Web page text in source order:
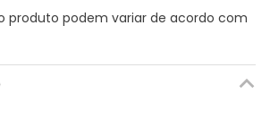
produto podem variar de acordo com